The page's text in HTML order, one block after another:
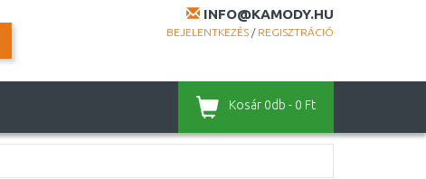
INFO@KAMODY.HU
BEJELENTKEZÉS / REGISZTRÁCIÓ
Kosár 0db - 0 Ft